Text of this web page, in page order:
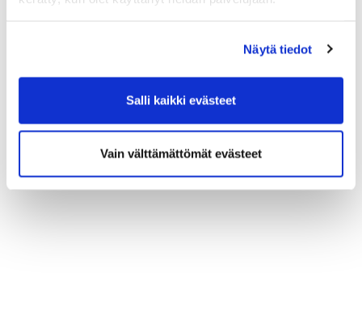
Näytä tiedot
Salli kaikki evästeet
Vain välttämättömät evästeet